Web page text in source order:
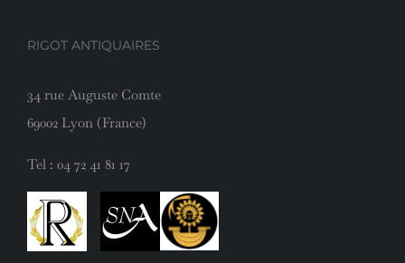
RIGOT ANTIQUAIRES
34 rue Auguste Comte
69002 Lyon (France)
Tel : 04 72 41 81 17